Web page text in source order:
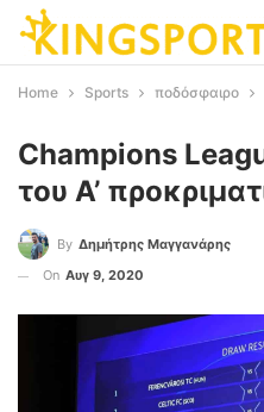
Home Sports ποδόσφαιρο
Champions
του Α’
By Δημήτρης Μαγγανάρης
On Αυγ 9, 2020